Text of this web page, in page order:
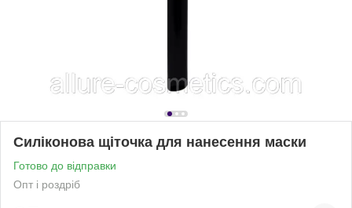
Силіконова щіточка для нанесення маски
Готово до відправки
Опт і роздріб